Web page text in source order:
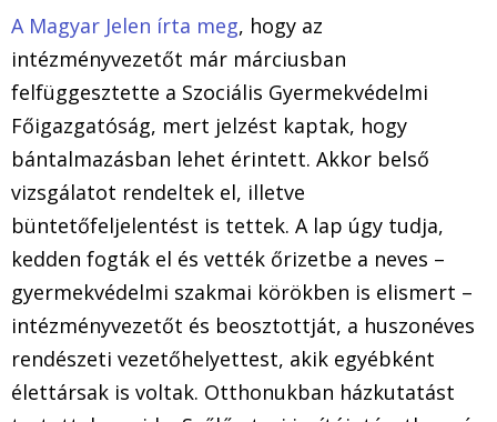
A Magyar Jelen írta meg, hogy az
intézményvezetőt már márciusban
felfüggesztette a Szociális Gyermekvédelmi
Főigazgatóság, mert jelzést kaptak, hogy
bántalmazásban lehet érintett. Akkor belső
vizsgálatot rendeltek el, illetve
büntetőfeljelentést is tettek. A lap úgy tudja,
kedden fogták el és vették őrizetbe a neves –
gyermekvédelmi szakmai körökben is elismert –
intézményvezetőt és beosztottját, a huszonéves
rendészeti vezetőhelyettest, akik egyébként
élettársak is voltak. Otthonukban házkutatást